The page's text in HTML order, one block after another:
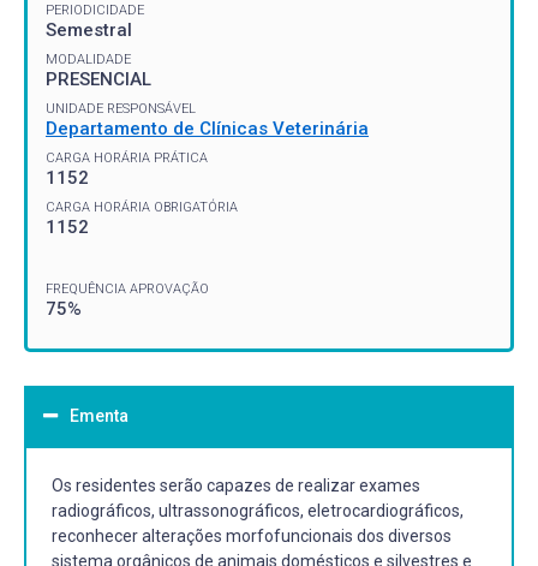
PERIODICIDADE
Semestral
MODALIDADE
PRESENCIAL
UNIDADE RESPONSÁVEL
Departamento de Clínicas Veterinária
CARGA HORÁRIA PRÁTICA
1152
CARGA HORÁRIA OBRIGATÓRIA
1152
FREQUÊNCIA APROVAÇÃO
75%
Ementa
Os residentes serão capazes de realizar exames
radiográficos, ultrassonográficos, eletrocardiográficos,
reconhecer alterações morfofuncionais dos diversos
sistema orgânicos de animais domésticos e silvestres e